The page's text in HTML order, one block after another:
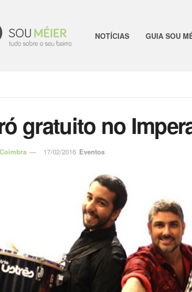
NOTÍCIAS GUIA SOU
gratuito no
17/02/2016 Eventos